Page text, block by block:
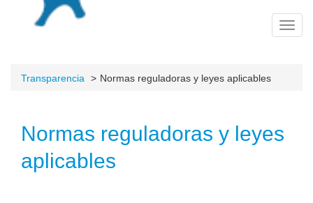
Transparencia Normas reguladoras y leyes aplicables
Normas reguladoras y leyes
aplicables